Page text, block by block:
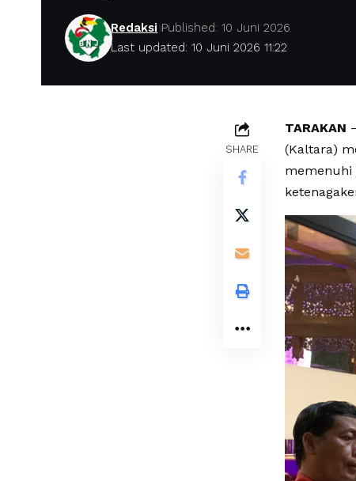
Last updated: 10 Juni 2026 11:22
Redaksi Published: 10 Juni 2026
SHARE
TARAKAN
(Kaltara)
memenuhi